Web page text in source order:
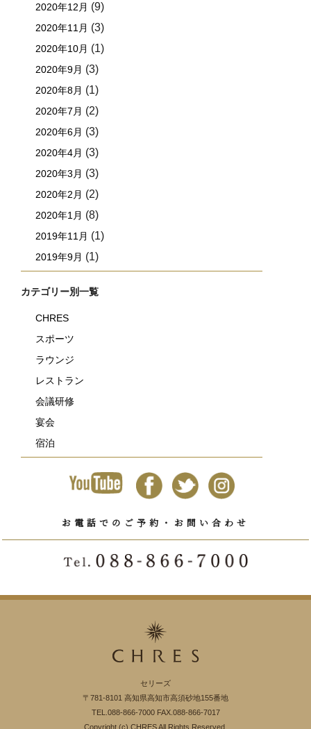
2020年12月 (9)
2020年11月 (3)
2020年10月 (1)
2020年9月 (3)
2020年8月 (1)
2020年7月 (2)
2020年6月 (3)
2020年4月 (3)
2020年3月 (3)
2020年2月 (2)
2020年1月 (8)
2019年11月 (1)
2019年9月 (1)
カテゴリー別一覧
CHRES
スポーツ
ラウンジ
レストラン
会議研修
宴会
宿泊
お電話でのご予約・お問い合わせ
セリーズ
〒781-8101 高知県高知市高須砂地155番地
TEL.088-866-7000 FAX.088-866-7017
Copyright (c) CHRES All Rights Reserved.